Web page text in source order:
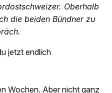
Oberhalb
die beiden Bündner zu
jetzt endlich
Wochen. Aber nicht ganz